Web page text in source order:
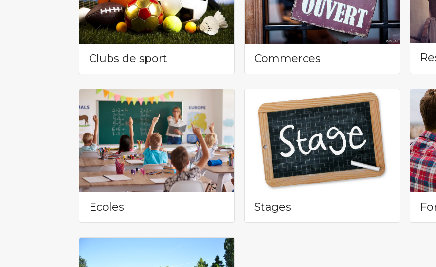
Clubs de sport Commerces
Ecoles Stages